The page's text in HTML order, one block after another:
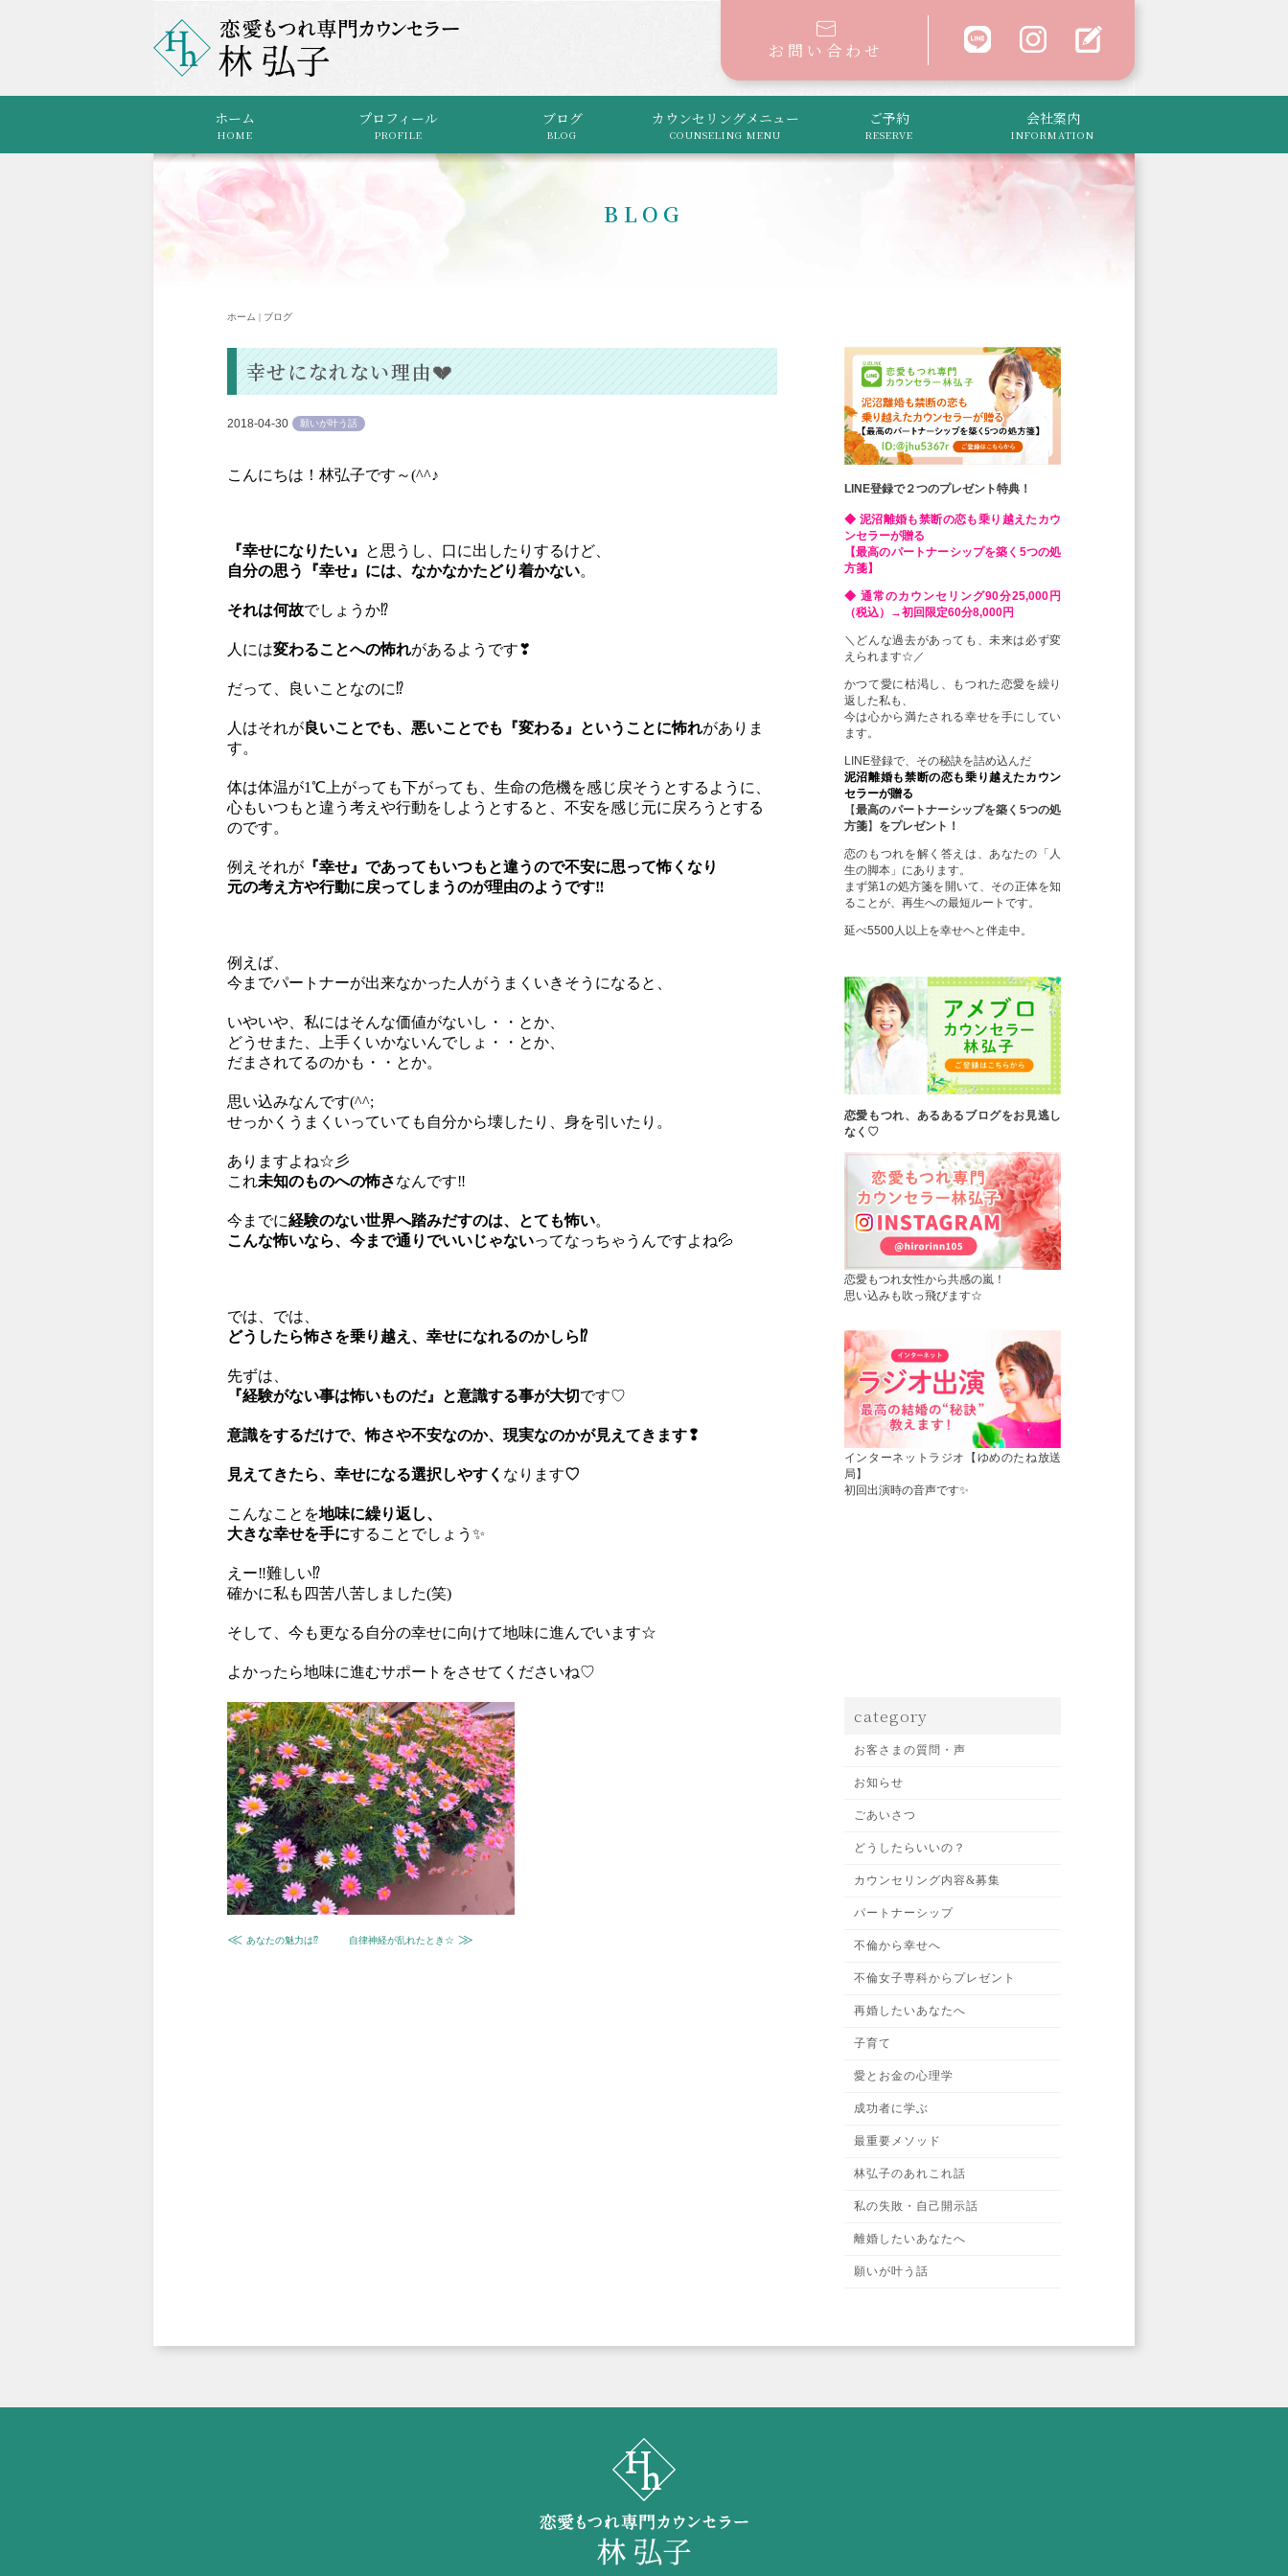
お問い合わせ
ホーム
HOME
プロフィール
PROFILE
ブログ
BLOG
カウンセリングメニュー
COUNSELING MENU
ご予約
RESERVE
会社案内
INFORMATION
BLOG
ホーム | ブログ
幸せになれない理由💔
2018-04-30 願いが叶う話
こんにちは！林弘子です～(^^♪
『幸せになりたい』
と思うし、口に出したりするけど、
自分の思う『幸せ』には、なかなかたどり着かない。
それは何故でしょうか⁉
人には変わることへの怖れがあるようです❣
だって、良いことなのに⁉
人はそれが良いことでも、悪いことでも『変わる』ということに怖れがありま
す。
体は体温が1℃上がっても下がっても、生命の危機を感じ戻そうとするように、
心もいつもと違う考えや行動をしようとすると、不安を感じ元に戻ろうとする
のです。
例えそれが『幸せ』であってもいつもと違うので不安に思って怖くなり
元の考え方や行動に戻ってしまうのが理由のようです‼
例えば、
今までパートナーが出来なかった人がうまくいきそうになると、
いやいや、私にはそんな価値がないし・・とか、
どうせまた、上手くいかないんでしょ・・とか、
だまされてるのかも・・とか。
思い込みなんです(^^;
せっかくうまくいっていても自分から壊したり、身を引いたり。
ありますよね☆彡
これ未知のものへの怖さなんです‼
今までに経験のない世界へ踏みだすのは、とても怖い。
こんな怖いなら、今まで通りでいいじゃないってなっちゃうんですよね💦
では、では、
どうしたら怖さを乗り越え、幸せになれるのかしら⁉
先ずは、
『経験がない事は怖いものだ』と意識する事が大切です♡
意識をするだけで、怖さや不安なのか、現実なのかが見えてきます❢
見えてきたら、幸せになる選択しやすく なります♡
こんなことを地味に繰り返し、
大きな幸せを手にすることでしょう✨
えー‼難しい⁉
確かに私も四苦八苦しました(笑)
そして、今も更なる自分の幸せに向けて地味に進んでいます☆
よかったら地味に進むサポートをさせてくださいね♡
≪ あなたの魅力は⁉ 自律神経が乱れたとき☆ ≫
LINE登録で２つのプレゼント特典！
◆ 泥沼離婚も禁断の恋も乗り越えたカウ
ンセラーが贈る
【最高のパートナーシップを築く5つの処
方箋】
◆ 通常のカウンセリング90分25,000円
（税込）→初回限定60分8,000円
＼どんな過去があっても、未来は必ず変
えられます☆／
かつて愛に枯渇し、もつれた恋愛を繰り
返した私も、
今は心から満たされる幸せを手にしてい
ます。
LINE登録で、その秘訣を詰め込んだ
泥沼離婚も禁断の恋も乗り越えたカウン
セラーが贈る
【最高のパートナーシップを築く5つの処
方箋】 をプレゼント！
恋のもつれを解く答えは、あなたの「人
生の脚本」にあります。
まず第1の処方箋を開いて、その正体を知
ることが、再生への最短ルートです。
延べ5500人以上を幸せヘと伴走中。
恋愛もつれ、あるあるブログをお見逃し
なく♡
恋愛もつれ女性から共感の嵐！
思い込みも吹っ飛びます☆
インターネットラジオ【ゆめのたね放送
局】
初回出演時の音声です✨
category
お客さまの質問・声
お知らせ
ごあいさつ
どうしたらいいの？
カウンセリング内容&募集
パートナーシップ
不倫から幸せへ
不倫女子専科からプレゼント
再婚したいあなたへ
子育て
愛とお金の心理学
成功者に学ぶ
最重要メソッド
林弘子のあれこれ話
私の失敗・自己開示話
離婚したいあなたへ
願いが叶う話